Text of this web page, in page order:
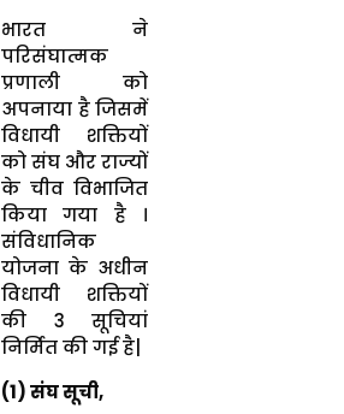
भारत ने
परिसंघात्मक
प्रणाली को
अपनाया है जिसमें
विधायी शक्तियों
को संघ और राज्यों
के चीव विभाजित
किया गया है ।
संविधानिक
योजना के अधीन
विधायी शक्तियों
की 3 सूचियां
निर्मित की गई है|
(1) संघ सूची,